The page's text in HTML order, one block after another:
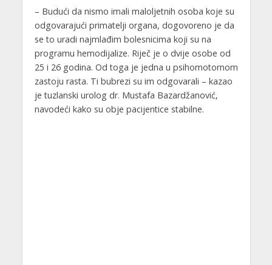
– Budući da nismo imali maloljetnih osoba koje su
odgovarajući primatelji organa, dogovoreno je da
se to uradi najmlađim bolesnicima koji su na
programu hemodijalize. Riječ je o dvije osobe od
25 i 26 godina. Od toga je jedna u psihomotornom
zastoju rasta. Ti bubrezi su im odgovarali – kazao
je tuzlanski urolog dr. Mustafa Bazardžanović,
navodeći kako su obje pacijentice stabilne.